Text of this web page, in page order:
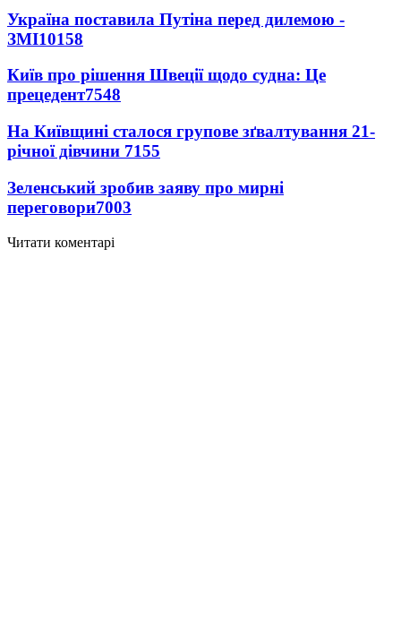
Україна поставила Путіна перед дилемою -
ЗМІ10158
Київ про рішення Швеції щодо судна: Це
прецедент7548
На Київщині сталося групове зґвалтування 21-
річної дівчини 7155
Зеленський зробив заяву про мирні
переговори7003
Читати коментарі